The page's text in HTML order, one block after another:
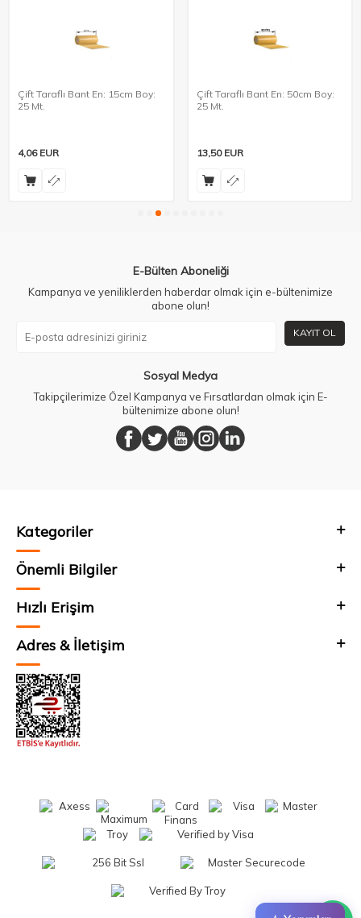
Çift Taraflı Bant En: 15cm Boy:
25 Mt.
4,06EUR
Çift Taraflı Bant En: 50cm Boy:
25 Mt.
13,50EUR
E-Bülten Aboneliği
Kampanya ve yeniliklerden haberdar olmak için e-bültenimize
abone olun!
KAYIT OL
Sosyal Medya
Takipçilerimize Özel Kampanya ve Fırsatlardan olmak için E-
bültenimize abone olun!
Kategoriler
Önemli Bilgiler
Hızlı Erişim
Adres & İletişim